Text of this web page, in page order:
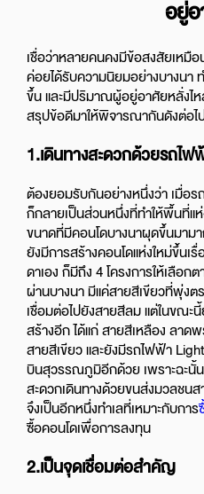
อยู่
เชื่อว่าหลายคนคงมีข้อสงสัยเหมื
ค่อยได้รับความนิยมอย่างบางนา
ขึ้น และมีปริมาณผู้อยู่อาศัยหลั่งไห
สรุปข้อดีมาให้พิจารณากันดังต่อไ
1.เดินทางสะดวกด้วยรถไฟ
ต้องยอมรับกันอย่างหนึ่งว่า เมื่อ
ก็กลายเป็นส่วนหนึ่งที่ทำให้พื้นที่แ
ขนาดที่มีคอนโดบางนาผุดขึ้นมาม
ยังมีการสร้างคอนโดแห่งใหม่ขึ้น
ดาเอง ก็มีถึง 4 โครงการให้เลือ
ผ่านบางนา มีแค่สายสีเขียวที่พุ่งต
เชื่อมต่อไปยังสายสีลม แต่ในขณะ
สร้างอีก ได้แก่ สายสีเหลือง ลาด
สายสีเขียว และยังมีรถไฟฟ้า
บินสุวรรณภูมิอีกด้วย เพราะฉะนั้น
สะดวกเดินทางด้วยขนส่งมวลชน
จึงเป็นอีกหนึ่งทำเลที่เหมาะกับการ
ซื้อคอนโดเพื่อการลงทุน
2.เป็นจุดเชื่อมต่อสำคัญ